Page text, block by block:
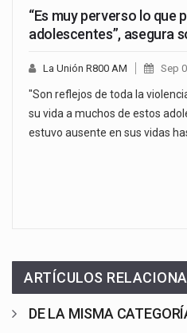
“Es muy perverso lo que
adolescentes”, asegura
La Unión R800 AM Sep
"Son reflejos de toda la
su vida a muchos de estos
estuvo ausente en sus vidas
ARTÍCULOS
DE LA MISMA